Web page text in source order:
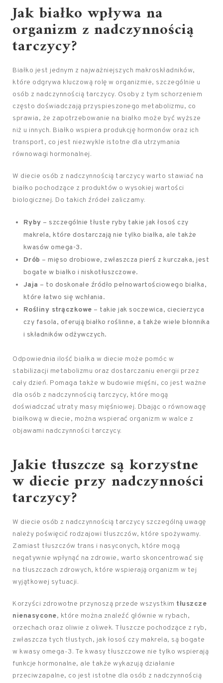
Jak białko wpływa na
organizm z nadczynnością
tarczycy?
Białko jest jednym z najważniejszych makroskładników,
które odgrywa kluczową rolę w organizmie, szczególnie u
osób z nadczynnością tarczycy. Osoby z tym schorzeniem
często doświadczają przyspieszonego metabolizmu, co
sprawia, że zapotrzebowanie na białko może być wyższe
niż u innych. Białko wspiera produkcję hormonów oraz ich
transport, co jest niezwykle istotne dla utrzymania
równowagi hormonalnej.
W diecie osób z nadczynnością tarczycy warto stawiać na
białko pochodzące z produktów o wysokiej wartości
biologicznej. Do takich źródeł zaliczamy:
Ryby – szczególnie tłuste ryby takie jak łosoś czy
makrela, które dostarczają nie tylko białka, ale także
kwasów omega-3.
Drób – mięso drobiowe, zwłaszcza pierś z kurczaka, jest
bogate w białko i niskotłuszczowe.
Jaja – to doskonałe źródło pełnowartościowego białka,
które łatwo się wchłania.
Rośliny strączkowe – takie jak soczewica, ciecierzyca
czy fasola, oferują białko roślinne, a także wiele błonnika
i składników odżywczych.
Odpowiednia ilość białka w diecie może pomóc w
stabilizacji metabolizmu oraz dostarczaniu energii przez
cały dzień. Pomaga także w budowie mięśni, co jest ważne
dla osób z nadczynnością tarczycy, które mogą
doświadczać utraty masy mięśniowej. Dbając o równowagę
białkową w diecie, można wspierać organizm w walce z
objawami nadczynności tarczycy.
Jakie tłuszcze są korzystne
w diecie przy nadczynności
tarczycy?
W diecie osób z nadczynnością tarczycy szczególną uwagę
należy poświęcić rodzajowi tłuszczów, które spożywamy.
Zamiast tłuszczów trans i nasyconych, które mogą
negatywnie wpłynąć na zdrowie, warto skoncentrować się
na tłuszczach zdrowych, które wspierają organizm w tej
wyjątkowej sytuacji.
Korzyści zdrowotne przynoszą przede wszystkim tłuszcze
nienasycone, które można znaleźć głównie w rybach,
orzechach oraz oliwie z oliwek. Tłuszcze pochodzące z ryb,
zwłaszcza tych tłustych, jak łosoś czy makrela, są bogate
w kwasy omega-3. Te kwasy tłuszczowe nie tylko wspierają
funkcje hormonalne, ale także wykazują działanie
przeciwzapalne, co jest istotne dla osób z nadczynnością